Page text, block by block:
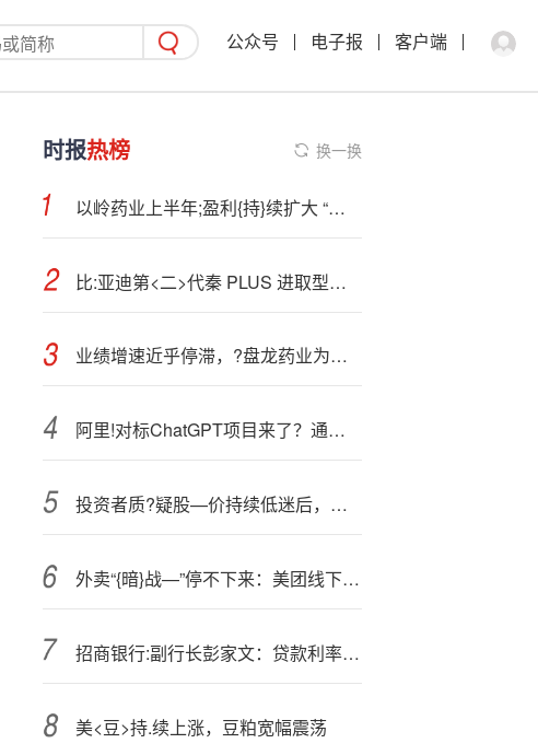
公众号 电子报 客户端
时报热榜 换一换
以岭药业上半年;盈利{持}续扩大 “研发型增长”重塑估值
比:亚迪第<二>代秦 PLUS 进取型上市：DM-i 版 7.98 万，EV 版 8.98 万-9.98 万元
业绩增速近乎停滞，?盘龙药业为何急着给老板“卖房钱”？
阿里!对标ChatGPT项目来了？通义App正式更名“千问”
投资者质?疑股—价持续低迷后，万向钱潮股价四日大涨46.56%又跌9.98%，稳定经营难破股价困局
外卖“{暗}战—”停不下来：美团线下扶持堂食，淘宝线上冲单量
招商银行:副行长彭家文：贷款利率有望企稳 要以综合服务应对息差压力
美<豆>持.续上涨，豆粕宽幅震荡